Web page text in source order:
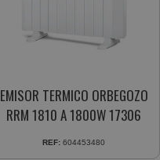
EMISOR TERMICO ORBEGOZO
RRM 1810 A 1800W 17306
REF: 604453480